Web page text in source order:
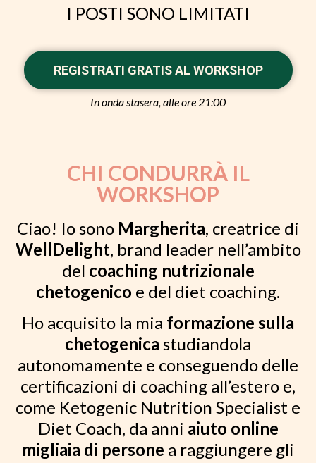
I POSTI SONO LIMITATI
REGISTRATI GRATIS AL WORKSHOP
In onda stasera, alle ore 21:00
CHI CONDURRÀ IL
WORKSHOP
Ciao! Io sono Margherita, creatrice di
WellDelight, brand leader nell’ambito
del coaching nutrizionale
chetogenico e del diet coaching.
Ho acquisito la mia formazione sulla
chetogenica studiandola
autonomamente e conseguendo delle
certificazioni di coaching all’estero e,
come Ketogenic Nutrition Specialist e
Diet Coach, da anni aiuto online
migliaia di persone a raggiungere gli